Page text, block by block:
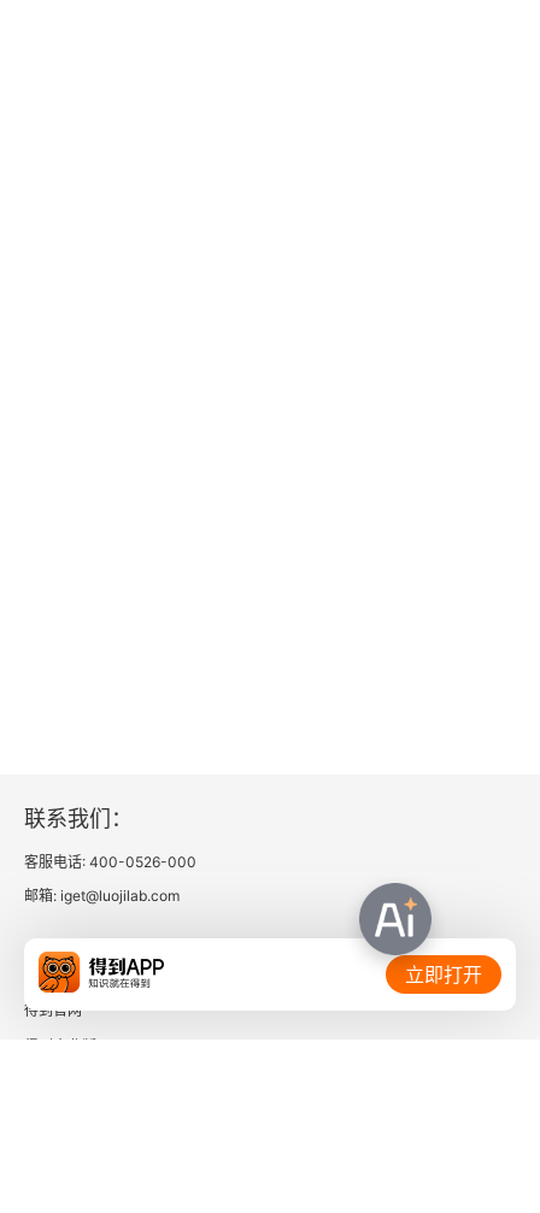
联系我们：
客服电话: 400-0526-000
邮箱: iget@luojilab.com
相关链接：
得到官网
立即打开